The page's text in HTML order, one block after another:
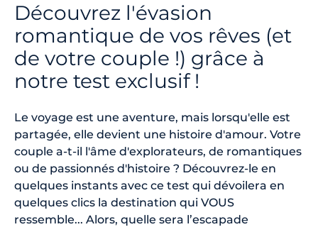
Découvrez l'évasion
romantique de vos rêves (et
de votre couple !) grâce à
notre test exclusif !
Le voyage est une aventure, mais lorsqu'elle est
partagée, elle devient une histoire d'amour. Votre
couple a-t-il l'âme d'explorateurs, de romantiques
ou de passionnés d'histoire ? Découvrez-le en
quelques instants avec ce test qui dévoilera en
quelques clics la destination qui VOUS
ressemble... Alors, quelle sera l’escapade